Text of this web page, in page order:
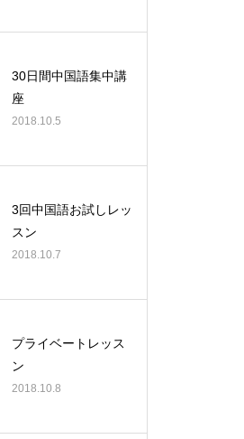
30日間中国語集中講
座
2018.10.5
3回中国語お試しレッ
スン
2018.10.7
プライベートレッス
ン
2018.10.8